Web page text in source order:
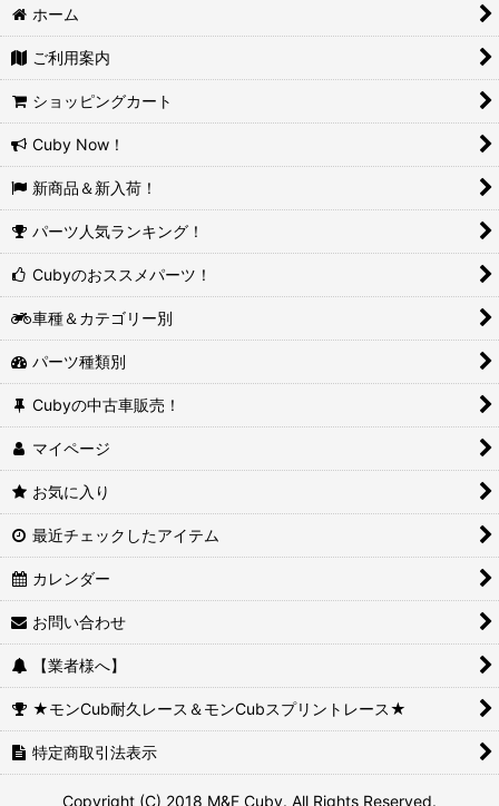
ホーム
ご利用案内
ショッピングカート
Cuby Now！
新商品＆新入荷！
パーツ人気ランキング！
Cubyのおススメパーツ！
車種＆カテゴリー別
パーツ種類別
Cubyの中古車販売！
マイページ
お気に入り
最近チェックしたアイテム
カレンダー
お問い合わせ
【業者様へ】
★モンCub耐久レース＆モンCubスプリントレース★
特定商取引法表示
Copyright (C) 2018 M&F Cuby. All Rights Reserved.